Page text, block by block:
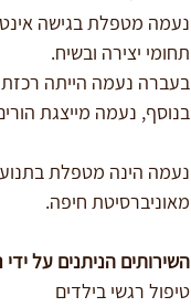
נעמה מטפלת בגישה
תחומי יצירה ובשיח.
בעברה נעמה הייתה רכזת
בנוסף, נעמה מייצגת
מאוניברסיטת חיפה.
השירותים הניתנים על
טיפול רגשי בילדים